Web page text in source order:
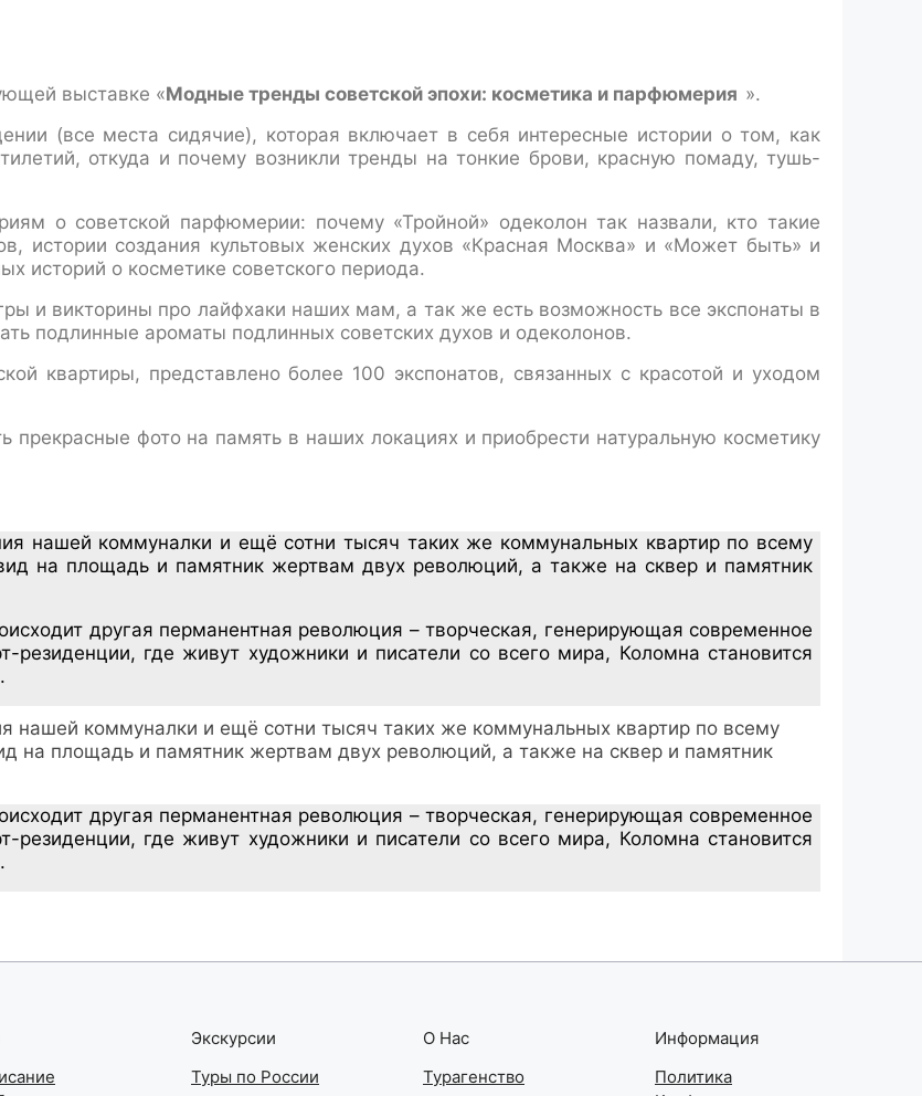
выставке «Модные тренды советской эпохи: косметика и парфюмерия ».
(все места сидячие), которая включает в себя интересные истории о том, как
откуда и почему возникли тренды на тонкие брови, красную помаду, тушь-
о советской парфюмерии: почему «Тройной» одеколон так назвали, кто такие
истории создания культовых женских духов «Красная Москва» и «Может быть» и
историй о косметике советского периода.
и викторины про лайфхаки наших мам, а так же есть возможность все экспонаты в
подлинные ароматы подлинных советских духов и одеколонов.
квартиры, представлено более 100 экспонатов, связанных с красотой и уходом
фото на память в наших локациях и приобрести натуральную косметику
нашей коммуналки и ещё сотни тысяч таких же коммунальных квартир по всему
на площадь и памятник жертвам двух революций, а также на сквер и памятник
другая перманентная революция – творческая, генерирующая современное
резиденции, где живут художники и писатели со всего мира, Коломна становится
нашей коммуналки и ещё сотни тысяч таких же коммунальных квартир по всему
на площадь и памятник жертвам двух революций, а также на сквер и памятник
другая перманентная революция – творческая, генерирующая современное
резиденции, где живут художники и писатели со всего мира, Коломна становится
Экскурсии
Туры по России
О Нас
Турагенство
Информация
Политика